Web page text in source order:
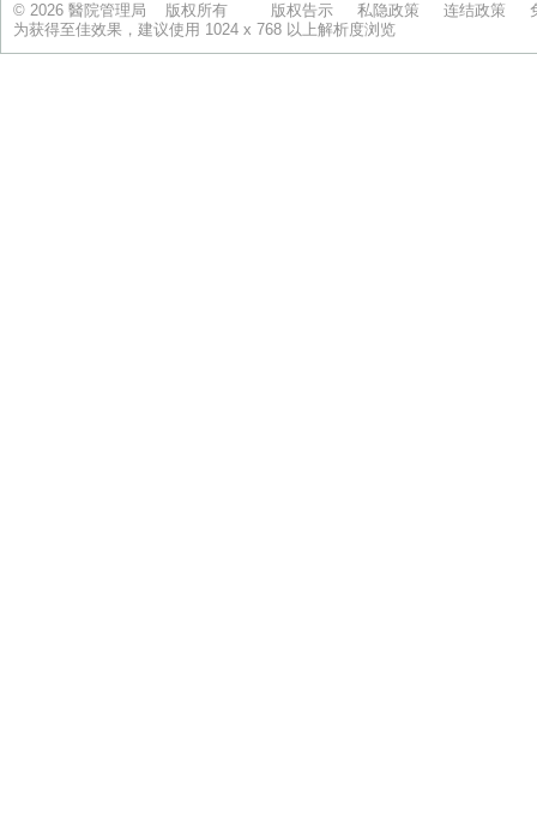
© 2026 醫院管理局 版权所有 版权告示 私隐政策 连结政策
为获得至佳效果，建议使用 1024 x 768 以上解析度浏览